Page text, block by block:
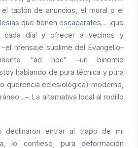
tablón de anuncios, el mural o el
que tienen escaparates… ¡que
cada día! y ofrecer a vecinos y
mensaje sublime del Evangelio–
“ad hoc” –un binomio
hablando de pura técnica y pura
querencia eclesiológica) moderno,
La alternativa local al rodillo
declinaron entrar al trapo de mi
lo confieso; pura deformación